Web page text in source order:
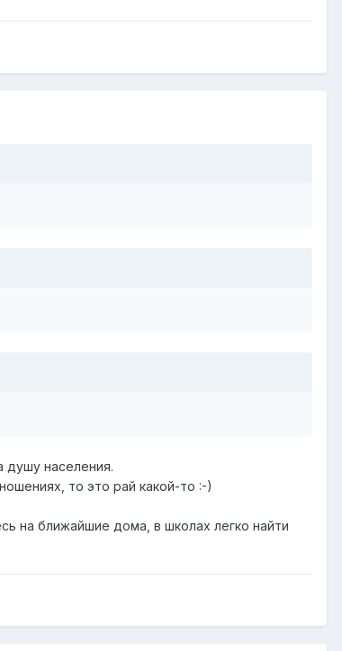
душу населения.
то это рай какой-то :-)
на ближайшие дома, в школах легко найти